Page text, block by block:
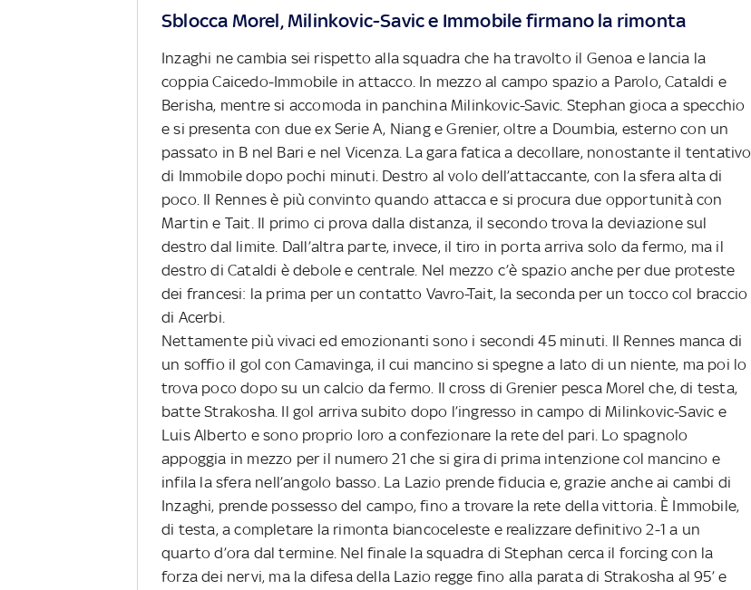
Sblocca Morel, Milinkovic-Savic e Immobile firmano la rimonta
Inzaghi ne cambia sei rispetto alla squadra che ha travolto il Genoa e lancia la
coppia Caicedo-Immobile in attacco. In mezzo al campo spazio a Parolo, Cataldi e
Berisha, mentre si accomoda in panchina Milinkovic-Savic. Stephan gioca a specchio
e si presenta con due ex Serie A, Niang e Grenier, oltre a Doumbia, esterno con un
passato in B nel Bari e nel Vicenza. La gara fatica a decollare, nonostante il tentativo
di Immobile dopo pochi minuti. Destro al volo dell’attaccante, con la sfera alta di
poco. Il Rennes è più convinto quando attacca e si procura due opportunità con
Martin e Tait. Il primo ci prova dalla distanza, il secondo trova la deviazione sul
destro dal limite. Dall’altra parte, invece, il tiro in porta arriva solo da fermo, ma il
destro di Cataldi è debole e centrale. Nel mezzo c’è spazio anche per due proteste
dei francesi: la prima per un contatto Vavro-Tait, la seconda per un tocco col braccio
di Acerbi.
Nettamente più vivaci ed emozionanti sono i secondi 45 minuti. Il Rennes manca di
un soffio il gol con Camavinga, il cui mancino si spegne a lato di un niente, ma poi lo
trova poco dopo su un calcio da fermo. Il cross di Grenier pesca Morel che, di testa,
batte Strakosha. Il gol arriva subito dopo l’ingresso in campo di Milinkovic-Savic e
Luis Alberto e sono proprio loro a confezionare la rete del pari. Lo spagnolo
appoggia in mezzo per il numero 21 che si gira di prima intenzione col mancino e
infila la sfera nell’angolo basso. La Lazio prende fiducia e, grazie anche ai cambi di
Inzaghi, prende possesso del campo, fino a trovare la rete della vittoria. È Immobile,
di testa, a completare la rimonta biancoceleste e realizzare definitivo 2-1 a un
quarto d’ora dal termine. Nel finale la squadra di Stephan cerca il forcing con la
forza dei nervi, ma la difesa della Lazio regge fino alla parata di Strakosha al 95’ e